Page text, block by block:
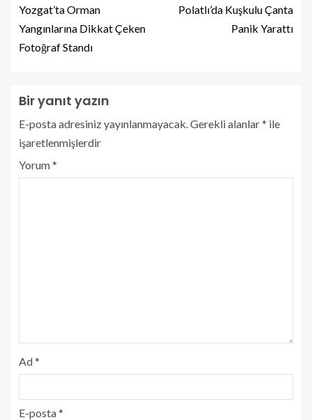
Yozgat’ta Orman
Yangınlarına Dikkat Çeken
Fotoğraf Standı
Polatlı’da Kuşkulu Çanta
Panik Yarattı
Bir yanıt yazın
E-posta adresiniz yayınlanmayacak.Gerekli alanlar* ile
işaretlenmişlerdir
Yorum*
Ad*
E-posta*